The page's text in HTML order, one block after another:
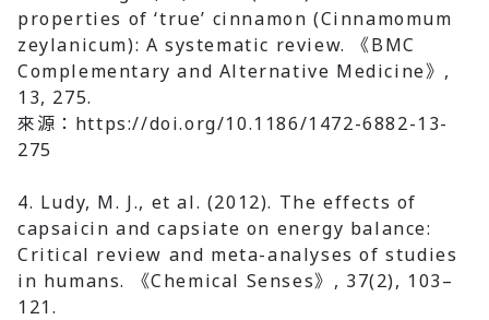
properties of ‘true’ cinnamon (Cinnamomum
zeylanicum): A systematic review. 《BMC
Complementary and Alternative Medicine》,
13, 275.
來源：https://doi.org/10.1186/1472-6882-13-
275
4. Ludy, M. J., et al. (2012). The effects of
capsaicin and capsiate on energy balance:
Critical review and meta-analyses of studies
in humans. 《Chemical Senses》, 37(2), 103–
121.